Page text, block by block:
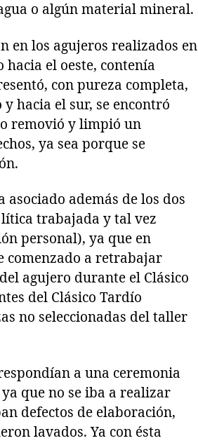
o algún material mineral.
en los agujeros realizados en
el oeste, contenía
con pureza completa,
hacia el sur, se encontró
removió y limpió un
ya sea porque se
además de los dos
trabajada y tal vez
personal), ya que en
comenzado a retrabajar
agujero durante el Clásico
del Clásico Tardío
no seleccionadas del taller
a una ceremonia
que no se iba a realizar
defectos de elaboración,
lavados. Ya con ésta